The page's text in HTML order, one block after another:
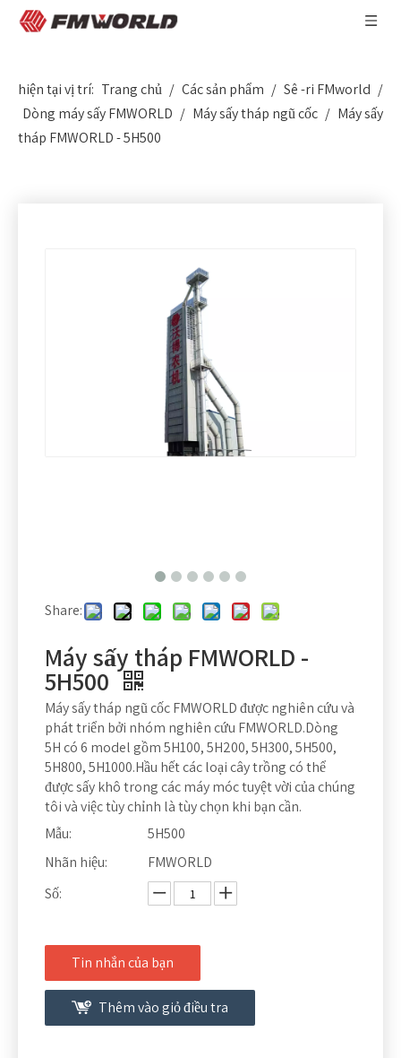
hiện tại vị trí: Trang chủ / Các sản phẩm / Sê -ri FMworld /
Dòng máy sấy FMWORLD / Máy sấy tháp ngũ cốc / Máy sấy
tháp FMWORLD - 5H500
Share:
Máy sấy tháp FMWORLD -
5H500
Máy sấy tháp ngũ cốc FMWORLD được nghiên cứu và
phát triển bởi nhóm nghiên cứu FMWORLD.Dòng
5H có 6 model gồm 5H100, 5H200, 5H300, 5H500,
5H800, 5H1000.Hầu hết các loại cây trồng có thể
được sấy khô trong các máy móc tuyệt vời của chúng
tôi và việc tùy chỉnh là tùy chọn khi bạn cần.
Mẫu:
5H500
Nhãn hiệu:
FMWORLD
Số:
Tin nhắn của bạn
Thêm vào giỏ điều tra